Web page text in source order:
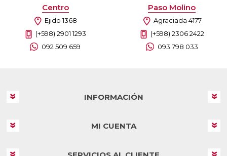
Centro
Ejido 1368
(+598) 2901 1293
092 509 659
Paso Molino
Agraciada 4177
(+598) 2306 2422
093 798 033
INFORMACIÓN
MI CUENTA